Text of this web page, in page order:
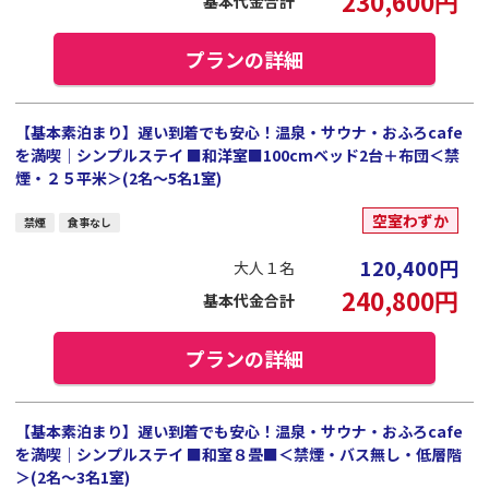
プランの詳細
【基本素泊まり】遅い到着でも安心！温泉・サウナ・おふろcafe
を満喫｜シンプルステイ ■和洋室■100cmベッド2台＋布団＜禁
煙・２５平米＞(2名～5名1室)
禁煙 食事なし 空室わずか
大人１名 120,400円
基本代金合計 240,800円
プランの詳細
【基本素泊まり】遅い到着でも安心！温泉・サウナ・おふろcafe
を満喫｜シンプルステイ ■和室８畳■＜禁煙・バス無し・低層階
＞(2名～3名1室)